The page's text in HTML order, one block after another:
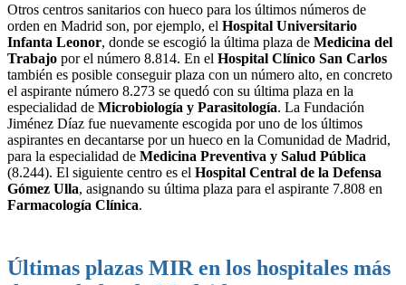
Otros centros sanitarios con hueco para los últimos números de
orden en Madrid son, por ejemplo, el Hospital Universitario
Infanta Leonor, donde se escogió la última plaza de Medicina del
Trabajo por el número 8.814. En el Hospital Clínico San Carlos
también es posible conseguir plaza con un número alto, en concreto
el aspirante número 8.273 se quedó con su última plaza en la
especialidad de Microbiología y Parasitología. La Fundación
Jiménez Díaz fue nuevamente escogida por uno de los últimos
aspirantes en decantarse por un hueco en la Comunidad de Madrid,
para la especialidad de Medicina Preventiva y Salud Pública
(8.244). El siguiente centro es el Hospital Central de la Defensa
Gómez Ulla, asignando su última plaza para el aspirante 7.808 en
Farmacología Clínica.
Últimas plazas MIR en los hospitales más